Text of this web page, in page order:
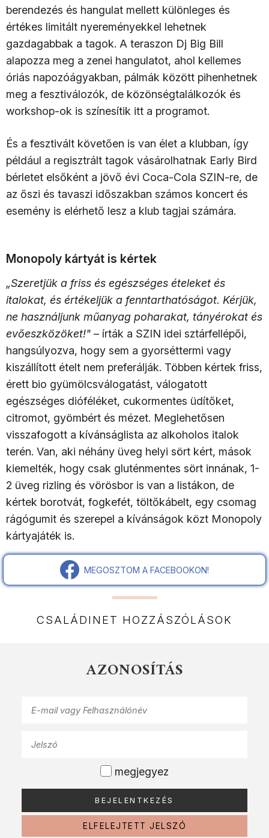
berendezés és hangulat mellett különleges és
értékes limitált nyereményekkel lehetnek
gazdagabbak a tagok. A teraszon Dj Big Bill
alapozza meg a zenei hangulatot, ahol kellemes
óriás napozóágyakban, pálmák között pihenhetnek
meg a fesztiválozók, de közönségtalálkozók és
workshop-ok is színesítik itt a programot.
És a fesztivált követően is van élet a klubban, így
például a regisztrált tagok vásárolhatnak Early Bird
bérletet elsőként a jövő évi Coca-Cola SZIN-re, de
az őszi és tavaszi időszakban számos koncert és
esemény is elérhető lesz a klub tagjai számára.
Monopoly kártyát is kértek
„Szeretjük a friss és egészséges ételeket és
italokat, és értékeljük a fenntarthatóságot. Kérjük,
ne használjunk műanyag poharakat, tányérokat és
evőeszközöket!" – írták a SZIN idei sztárfellépői,
hangsúlyozva, hogy sem a gyorséttermi vagy
kiszállított ételt nem preferálják. Többen kértek friss,
érett bio gyümölcsválogatást, válogatott
egészséges dióféléket, cukormentes üdítőket,
citromot, gyömbért és mézet. Meglehetősen
visszafogott a kívánságlista az alkoholos italok
terén. Van, aki néhány üveg helyi sört kért, mások
kiemelték, hogy csak gluténmentes sört innának, 1-
2 üveg rizling és vörösbor is van a listákon, de
kértek borotvát, fogkefét, töltőkábelt, egy csomag
rágógumit és szerepel a kívánságok közt Monopoly
kártyajáték is.
MEGOSZTOM A FACEBOOKON!
CSALÁDINET HOZZÁSZÓLÁSOK
AZONOSÍTÁS
megjegyez
ELFELEJTETT JELSZÓ